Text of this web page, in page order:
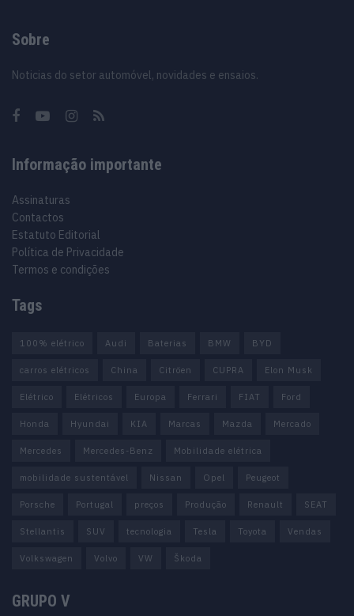
Sobre
Noticias do setor automóvel, novidades e ensaios.
Informação importante
Assinaturas
Contactos
Estatuto Editorial
Política de Privacidade
Termos e condições
Tags
100% elétrico Audi Baterias BMW BYD
carros elétricos China Citröen CUPRA Elon Musk
Elétrico Elétricos Europa Ferrari FIAT Ford
Honda Hyundai KIA Marcas Mazda Mercado
Mercedes Mercedes-Benz Mobilidade elétrica
mobilidade sustentável Nissan Opel Peugeot
Porsche Portugal preços Produção Renault SEAT
Stellantis SUV tecnologia Tesla Toyota Vendas
Volkswagen Volvo VW Škoda
GRUPO V